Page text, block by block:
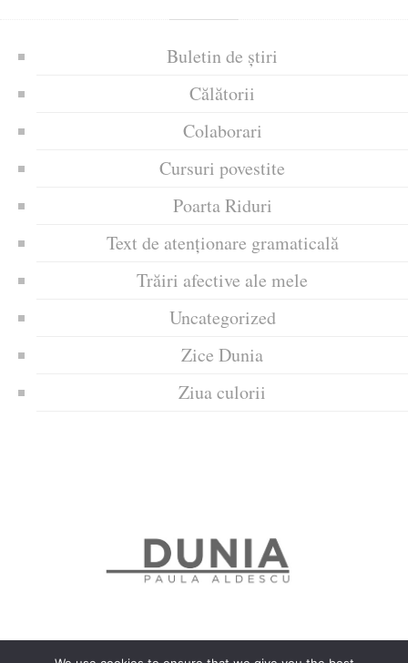
Buletin de știri
Călătorii
Colaborari
Cursuri povestite
Poarta Riduri
Text de atenționare gramaticală
Trăiri afective ale mele
Uncategorized
Zice Dunia
Ziua culorii